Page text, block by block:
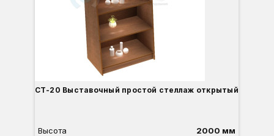
СТ-20 Выставочный простой стеллаж открытый
Высота
2000 мм